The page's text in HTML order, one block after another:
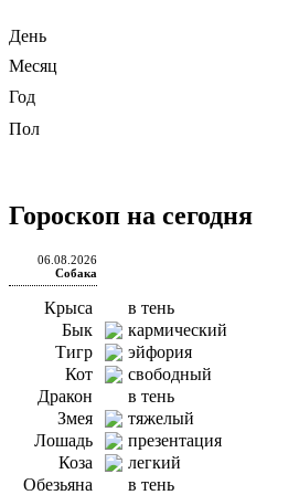
День
Месяц
Год
Пол
Гороскоп на сегодня
06.08.2026
Собака
Крыса
в тень
Бык
кармический
Тигр
эйфория
Кот
свободный
Дракон
в тень
Змея
тяжелый
Лошадь
презентация
Коза
легкий
Обезьяна
в тень